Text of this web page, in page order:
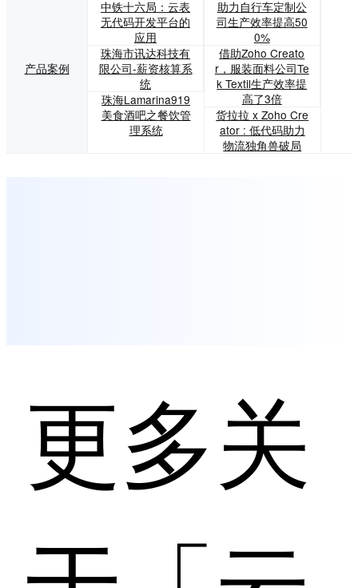
产品案例
中铁十六局：云表
无代码开发平台的
应用
珠海市讯达科技有
限公司-薪资核算系
统
珠海Lamarina919
美食酒吧之餐饮管
理系统
助力自行车定制公
司生产效率提高50
0%
借助Zoho Creato
r，服装面料公司Te
k Textil生产效率提
高了3倍
货拉拉 x Zoho Cre
ator : 低代码助力
物流独角兽破局
更多关